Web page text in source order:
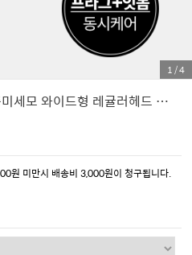
1/4
시스테마 슈퍼프리미엄 이중미세모 와이드형 레귤러헤드 칫솔
원 미만시 배송비 3,000원이 청구됩니다.